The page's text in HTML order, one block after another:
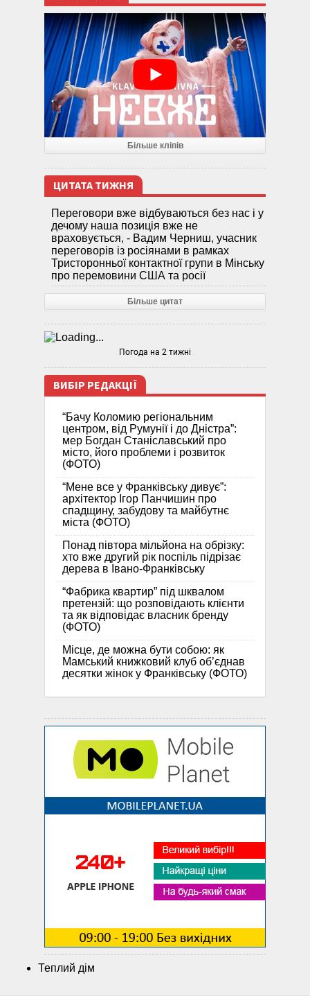
Більше кліпів
ЦИТАТА ТИЖНЯ
Переговори вже відбуваються без нас і у
дечому наша позиція вже не
враховується, - Вадим Черниш, учасник
переговорів із росіянами в рамках
Тристоронньої контактної групи в Мінську
про перемовини США та росії
Більше цитат
Погода на 2 тижні
ВИБІР РЕДАКЦІЇ
“Бачу Коломию регіональним
центром, від Румунії і до Дністра”:
мер Богдан Станіславський про
місто, його проблеми і розвиток
(ФОТО)
“Мене все у Франківську дивує”:
архітектор Ігор Панчишин про
спадщину, забудову та майбутнє
міста (ФОТО)
Понад півтора мільйона на обрізку:
хто вже другий рік поспіль підрізає
дерева в Івано-Франківську
“Фабрика квартир” під шквалом
претензій: що розповідають клієнти
та як відповідає власник бренду
(ФОТО)
Місце, де можна бути собою: як
Мамський книжковий клуб об’єднав
десятки жінок у Франківську (ФОТО)
Теплий дім